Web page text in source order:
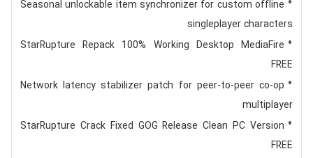
Seasonal unlockable item synchronizer for custom offline
singleplayer characters
StarRupture Repack 100% Working Desktop MediaFire
FREE
Network latency stabilizer patch for peer-to-peer co-op
multiplayer
StarRupture Crack Fixed GOG Release Clean PC Version
FREE